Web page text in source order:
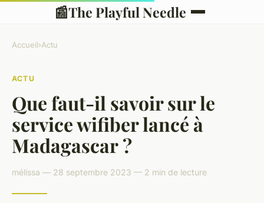
📰The Playful Needle
Accueil›Actu
ACTU
Que faut-il savoir sur le
service wifiber lancé à
Madagascar ?
mélissa — 28 septembre 2023 — 2 min de lecture